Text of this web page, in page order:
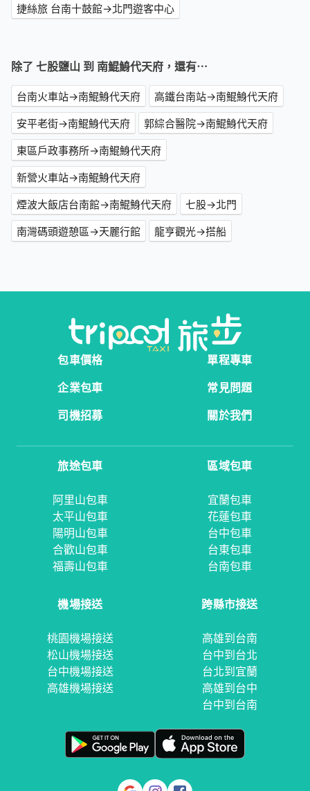
捷絲旅 台南十鼓館→北門遊客中心
除了 七股鹽山 到 南鯤鯓代天府，還有⋯
台南火車站→南鯤鯓代天府
高鐵台南站→南鯤鯓代天府
安平老街→南鯤鯓代天府
郭綜合醫院→南鯤鯓代天府
東區戶政事務所→南鯤鯓代天府
新營火車站→南鯤鯓代天府
煙波大飯店台南館→南鯤鯓代天府
七股→北門
南灣碼頭遊憩區→天麗行館
龍亨觀光→搭船
包車價格
單程專車
企業包車
常見問題
司機招募
關於我們
旅途包車
阿里山包車
太平山包車
陽明山包車
合歡山包車
福壽山包車
區域包車
宜蘭包車
花蓮包車
台中包車
台東包車
台南包車
機場接送
桃園機場接送
松山機場接送
台中機場接送
高雄機場接送
跨縣市接送
高雄到台南
台中到台北
台北到宜蘭
高雄到台中
台中到台南